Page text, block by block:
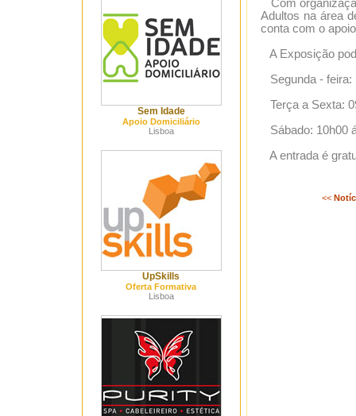
Sem Idade
Apoio Domiciliário
Lisboa
UpSkills
Oferta Formativa
Lisboa
Com
Adultos na área
conta com o
A Exposição
Segunda - feira:
Terça a Sexta:
Sábado: 10h00
A entrada é
<<